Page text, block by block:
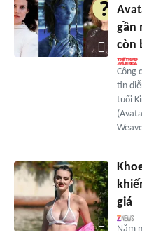
gần
còn
Công
tin
tuổi
giá
Năm